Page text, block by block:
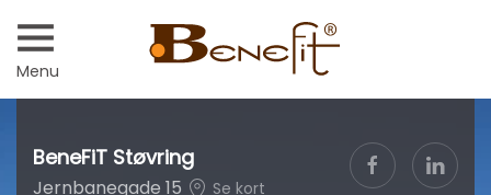
Menu
BeneFiT Støvring
Jernbanegade 15 Se kort